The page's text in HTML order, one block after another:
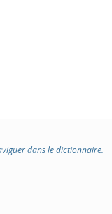
dans le dictionnaire.